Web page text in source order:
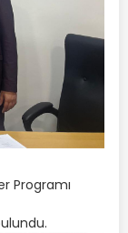
Programı